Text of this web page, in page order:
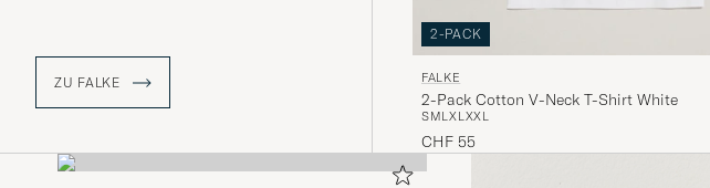
ZU FALKE
2-PACK
FALKE
2-Pack Cotton V-Neck T-Shirt White
SMLXL XXL
CHF 55